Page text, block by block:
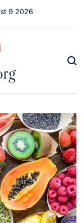
9 2026